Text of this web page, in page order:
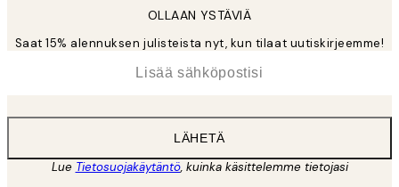
OLLAAN YSTÄVIÄ
Saat 15% alennuksen julisteista nyt, kun tilaat uutiskirjeemme!
LÄHETÄ
Lue Tietosuojakäytäntö, kuinka käsittelemme tietojasi